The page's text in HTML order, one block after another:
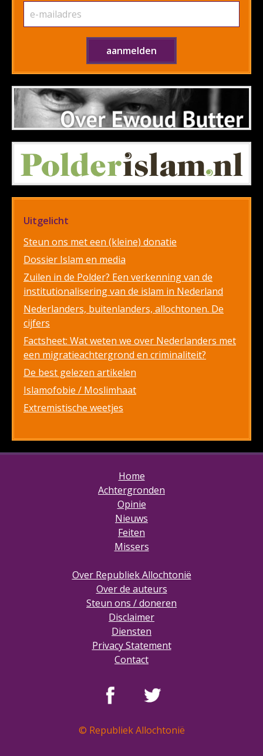
Uitgelicht
Steun ons met een (kleine) donatie
Dossier Islam en media
Zuilen in de Polder? Een verkenning van de
institutionalisering van de islam in Nederland
Nederlanders, buitenlanders, allochtonen. De
cijfers
Factsheet: Wat weten we over Nederlanders met
een migratieachtergrond en criminaliteit?
De best gelezen artikelen
Islamofobie / Moslimhaat
Extremistische weetjes
Home
Achtergronden
Opinie
Nieuws
Feiten
Missers
Over Republiek Allochtonië
Over de auteurs
Steun ons / doneren
Disclaimer
Diensten
Privacy Statement
Contact
© Republiek Allochtonië